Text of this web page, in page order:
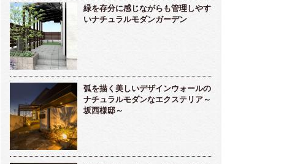
緑を存分に感じながらも管理しやす
いナチュラルモダンガーデン
弧を描く美しいデザインウォールの
ナチュラルモダンなエクステリア～
坂西様邸～